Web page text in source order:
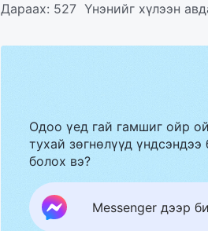
Дараах: 527 Үнэнийг хүлээн
Одоо үед гай гамшиг ойр
тухай зөгнөлүүд
болох вэ?
Messenger дээр